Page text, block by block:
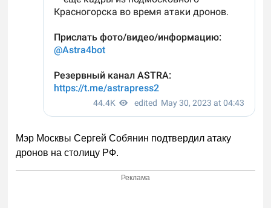
Мэр Москвы Сергей Собянин подтвердил атаку
дронов на столицу РФ.
Реклама